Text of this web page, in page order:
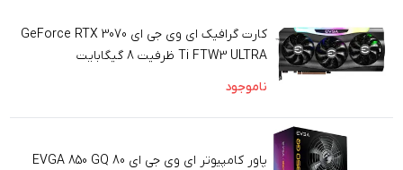
کارت گرافیک ای وی جی ای GeForce RTX 3070
Ti FTW3 ULTRA ظرفیت 8 گیگابایت
ناموجود
پاور کامپیوتر ای وی جی ای EVGA 850 GQ 80